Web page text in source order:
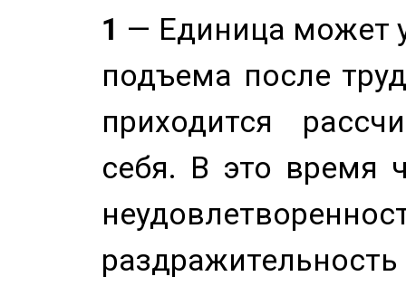
1 — Единица может
подъема после
приходится
себя. В это время